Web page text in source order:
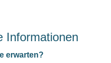
Informationen
erwarten?